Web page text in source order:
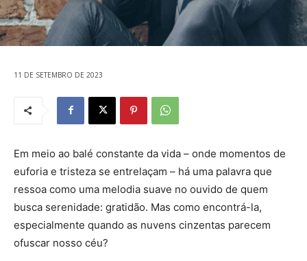
11 DE SETEMBRO DE 2023
Em meio ao balé constante da vida – onde momentos de
euforia e tristeza se entrelaçam – há uma palavra que
ressoa como uma melodia suave no ouvido de quem
busca serenidade: gratidão. Mas como encontrá-la,
especialmente quando as nuvens cinzentas parecem
ofuscar nosso céu?